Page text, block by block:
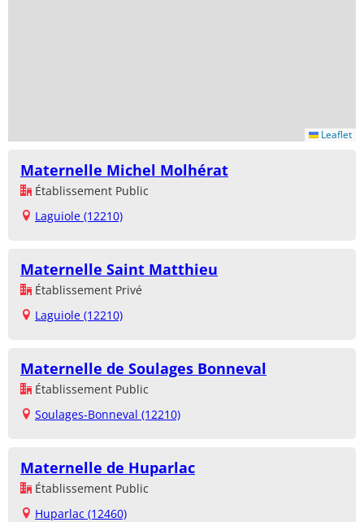
Leaflet
Maternelle Michel Molhérat
Établissement Public
Laguiole (12210)
Maternelle Saint Matthieu
Établissement Privé
Laguiole (12210)
Maternelle de Soulages Bonneval
Établissement Public
Soulages-Bonneval (12210)
Maternelle de Huparlac
Établissement Public
Huparlac (12460)